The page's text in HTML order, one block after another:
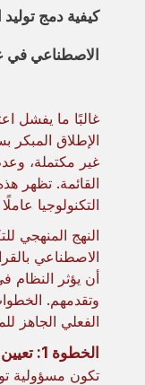
كيفية دمج توليد
الاصطناعي في
غالبًا ما يفشل
الإطلاق المبكر
غير مكتملة،
القائمة. تظهر
التكنولوجيا
النهج المنهجي
الاصطناعي
أن يؤثر النظام
وتقدمهم.
الفعلي الجاهز
الخطوة 1: تعيين ملكية الإيرادات
تكون مسؤولية